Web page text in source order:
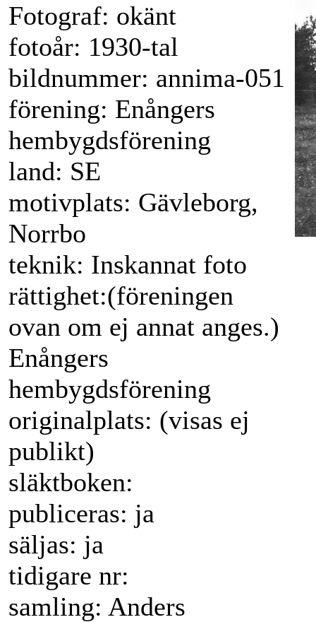
Fotograf: okänt
fotoår: 1930-tal
bildnummer: annima-051
förening: Enångers
hembygdsförening
land: SE
motivplats: Gävleborg,
Norrbo
teknik: Inskannat foto
rättighet:(föreningen
ovan om ej annat anges.)
Enångers
hembygdsförening
originalplats: (visas ej
publikt)
släktboken:
publiceras: ja
säljas: ja
tidigare nr:
samling: Anders